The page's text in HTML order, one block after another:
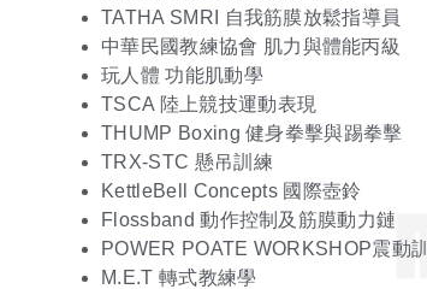
TATHA SMRI 自我筋膜放鬆指導員
中華民國教練協會 肌力與體能丙級
玩人體 功能肌動學
TSCA 陸上競技運動表現
THUMP Boxing 健身拳擊與踢拳擊
TRX-STC 懸吊訓練
KettleBell Concepts 國際壺鈴
Flossband 動作控制及筋膜動力鏈
POWER POATE WORKSHOP震動
M.E.T 轉式教練學